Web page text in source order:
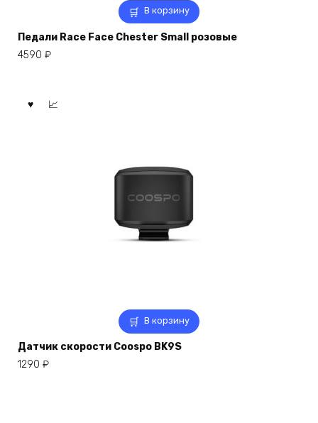
В корзину
Педали Race Face Chester Small розовые
4590 ₽
В корзину
Датчик скорости Coospo BK9S
1290 ₽